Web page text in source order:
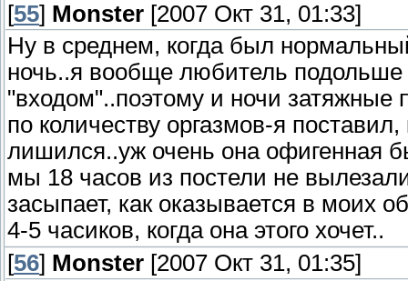
[55] Monster [2007 Окт 31, 01:33]
Ну в среднем, когда был
ночь..я вообще любитель подольше
"входом"..поэтому и ночи затяжные
по количеству оргазмов-я
лишился..уж очень она офигенная
мы 18 часов из постели не
засыпает, как оказывается в моих
4-5 часиков, когда она этого хочет..
[56] Monster [2007 Окт 31, 01:35]